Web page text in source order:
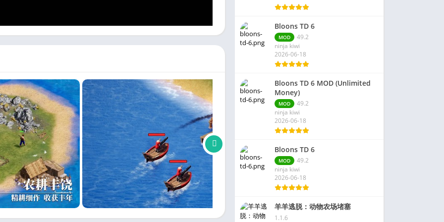
Bloons TD 6
MOD
49.2
ninja kiwi
2026-06-18
Bloons TD 6 MOD (Unlimited
Money)
MOD
49.2
ninja kiwi
2026-06-18
Bloons TD 6
MOD
49.2
ninja kiwi
2026-06-18
羊羊逃脱：动物农场堵塞
1.1.6